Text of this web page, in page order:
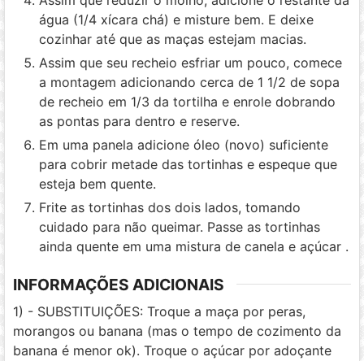
água (1/4 xícara chá) e misture bem. E deixe
cozinhar até que as maças estejam macias.
Assim que seu recheio esfriar um pouco, comece
a montagem adicionando cerca de 1 1/2 de sopa
de recheio em 1/3 da tortilha e enrole dobrando
as pontas para dentro e reserve.
Em uma panela adicione óleo (novo) suficiente
para cobrir metade das tortinhas e espeque que
esteja bem quente.
Frite as tortinhas dos dois lados, tomando
cuidado para não queimar. Passe as tortinhas
ainda quente em uma mistura de canela e açúcar .
INFORMAÇÕES ADICIONAIS
1) - SUBSTITUIÇÕES: Troque a maça por peras,
morangos ou banana (mas o tempo de cozimento da
banana é menor ok). Troque o açúcar por adoçante